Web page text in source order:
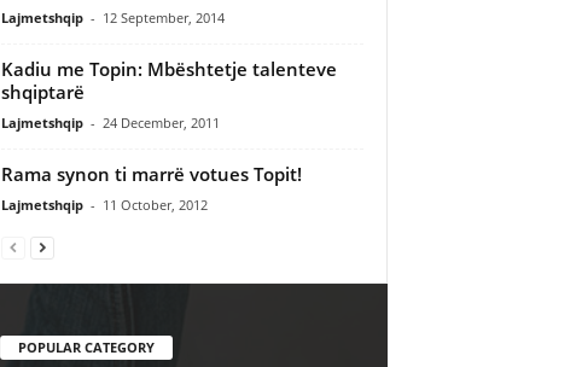
Lajmetshqip - 12 September, 2014
Kadiu me Topin: Mbështetje talenteve
shqiptarë
Lajmetshqip - 24 December, 2011
Rama synon ti marrë votues Topit!
Lajmetshqip - 11 October, 2012
POPULAR CATEGORY